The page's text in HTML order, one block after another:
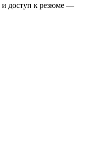
и доступ к резюме —